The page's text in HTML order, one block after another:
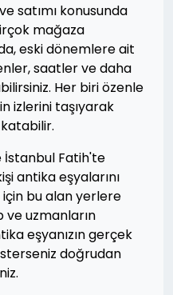
satımı konusunda
mağaza
eski dönemlere ait
saatler ve daha
Her biri özenle
izlerini taşıyarak
İstanbul Fatih'te
antika eşyalarını
bu alan yerlere
ve uzmanların
eşyanızın gerçek
doğrudan